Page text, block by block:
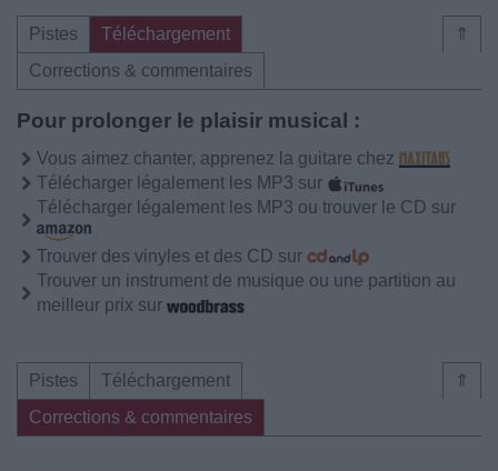
⇑
Pistes
Téléchargement
Corrections & commentaires
Pour prolonger le plaisir musical :
Vous aimez chanter, apprenez la guitare chez
Télécharger légalement les MP3 sur
Télécharger légalement les MP3 ou trouver le CD sur
Trouver des vinyles et des CD sur
Trouver un instrument de musique ou une partition au
meilleur prix sur
⇑
Pistes
Téléchargement
Corrections & commentaires